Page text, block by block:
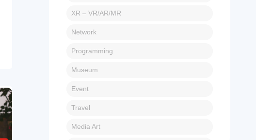
XR – VR/AR/MR
Network
Programming
Museum
Event
Travel
Media Art